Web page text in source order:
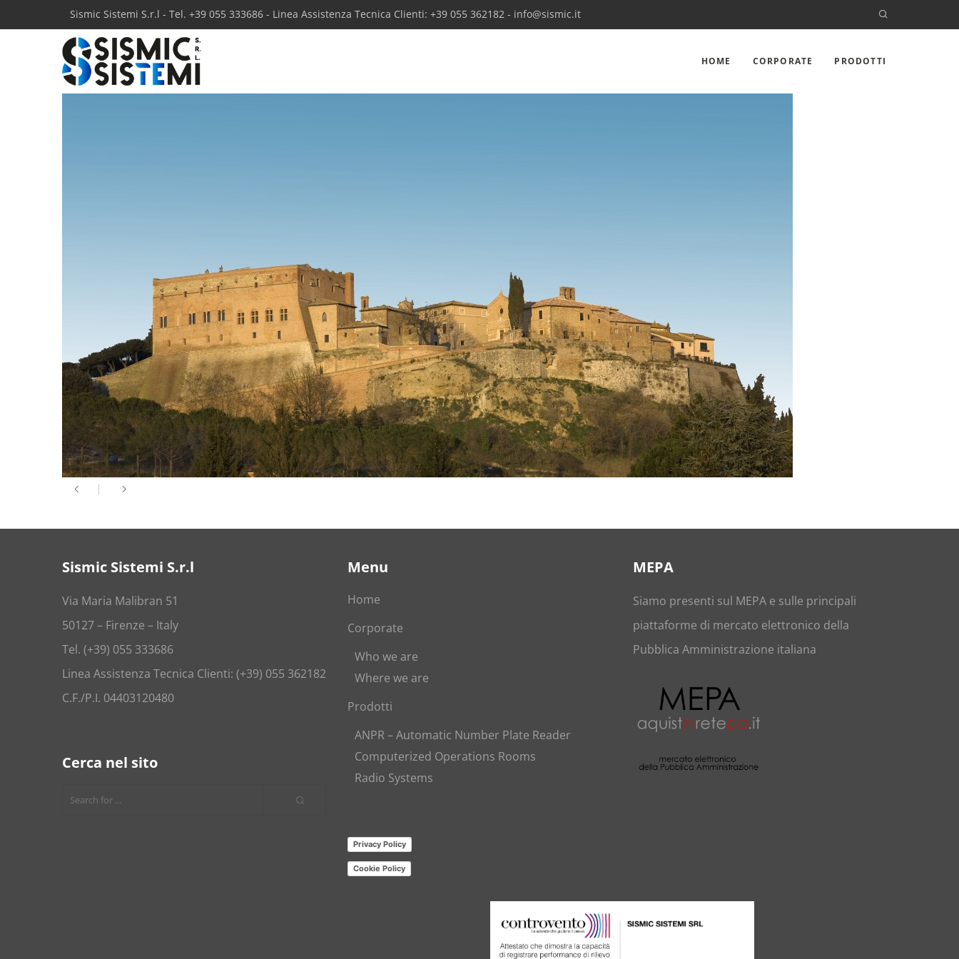
Sismic Sistemi S.r.l - Tel. +39 055 333686 - Linea Assistenza Tecnica Clienti: +39 055 362182 - info@sismic.it
HOME CORPORATE PRODOTTI
Sismic Sistemi S.r.l
Via Maria Malibran 51
50127 – Firenze – Italy
Tel. (+39) 055 333686
Linea Assistenza Tecnica Clienti: (+39) 055 362182
C.F./P.I. 04403120480
Cerca nel sito
Menu
Home
Corporate
Who we are
Where we are
Prodotti
ANPR – Automatic Number Plate Reader
Computerized Operations Rooms
Radio Systems
Privacy Policy
Cookie Policy
MEPA
Siamo presenti sul MEPA e sulle principali
piattaforme di mercato elettronico della
Pubblica Amministrazione italiana